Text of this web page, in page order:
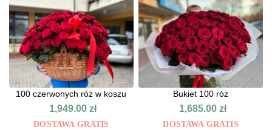
100 czerwonych róż w koszu
1,949.00zł
DOSTAWA GRATIS
Bukiet 100 róż
1,685.00 zł
DOSTAWA GRATIS